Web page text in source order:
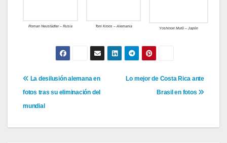
Roman Neustädter – Rusia Toni Kroos – Alemania
Yoshinori Mutō – Japón
Navegación
de
entradas
Lo mejor de Costa Rica ante
Brasil en fotos
La desilusión alemana en
fotos tras su eliminación del
mundial